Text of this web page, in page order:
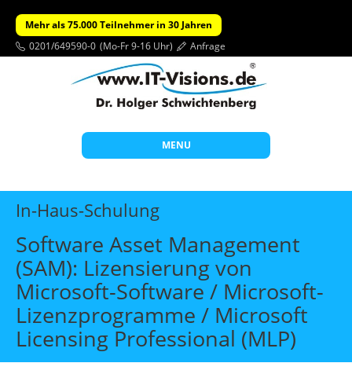
Mehr als 75.000 Teilnehmer in 30 Jahren
0201/649590-0 (Mo-Fr 9-16 Uhr) Anfrage
MENU
Start
Themen
Beratung
Individuelle Schulungen
Wissen
Über uns
In-Haus-Schulung
Software Asset Management
(SAM): Lizensierung von
Microsoft-Software / Microsoft-
Lizenzprogramme / Microsoft
Licensing Professional (MLP)